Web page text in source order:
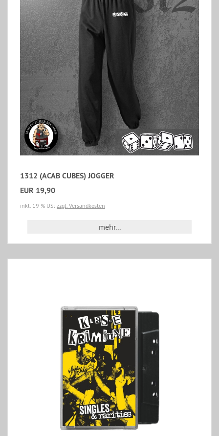
1312 (ACAB CUBES) JOGGER
EUR 19,90
inkl. 19 % USt zzgl. Versandkosten
mehr...